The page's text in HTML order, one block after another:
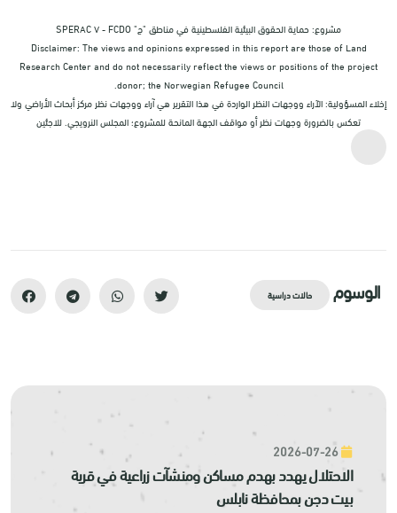
مشروع: حماية الحقوق البيئية الفلسطينية في مناطق "ج" SPERAC V - FCDO
Disclaimer: The views and opinions expressed in this report are those of Land
Research Center and do not necessarily reflect the views or positions of the project
donor; the Norwegian Refugee Council.
إخلاء المسؤولية: الآراء ووجهات النظر الواردة في هذا التقرير هي آراء ووجهات نظر مركز أبحاث الأراضي ولا
تعكس بالضرورة وجهات نظر أو مواقف الجهة المانحة للمشروع؛ المجلس النرويجي. للاجئين
الوسوم حالات دراسية
الاحتلال يهدد بهدم مساكن ومنشآت زراعية في قرية
بيت دجن بمحافظة نابلس